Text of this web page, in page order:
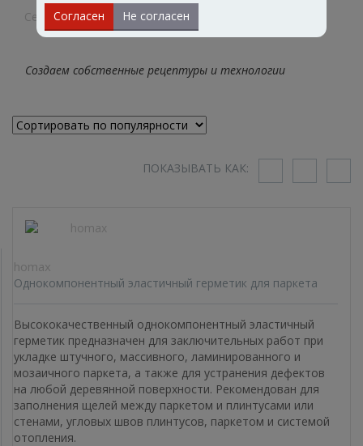
Сертификаты
Создаем собственные рецептуры и технологии
ПОКАЗЫВАТЬ КАК:
homax
Однокомпонентный эластичный герметик для паркета
Высококачественный однокомпонентный эластичный
герметик предназначен для заключительных работ при
укладке штучного, массивного, ламинированного и
мозаичного паркета, а также для устранения дефектов
на любой деревянной поверхности. Рекомендован для
заполнения щелей между паркетом и плинтусами или
стенами, угловых швов плинтусов, паркетом и системой
отопления.
Согласен Не согласен